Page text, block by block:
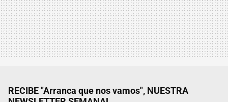
RECIBE "Arranca que nos vamos", NUESTRA